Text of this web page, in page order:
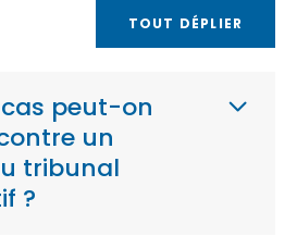
TOUT DÉPLIER
peut-on
un
tribunal
?